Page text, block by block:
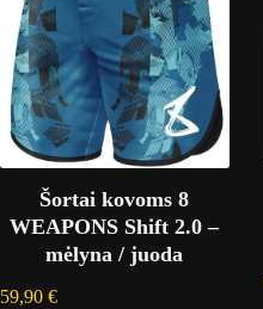
Šortai kovoms 8
WEAPONS Shift 2.0 –
mėlyna / juoda
59,90 €